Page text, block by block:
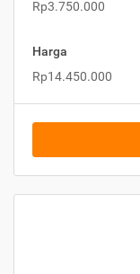
Rp3.750.000
Harga
Rp14.450.000